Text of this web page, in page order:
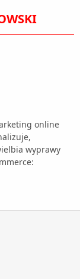
online
wyprawy